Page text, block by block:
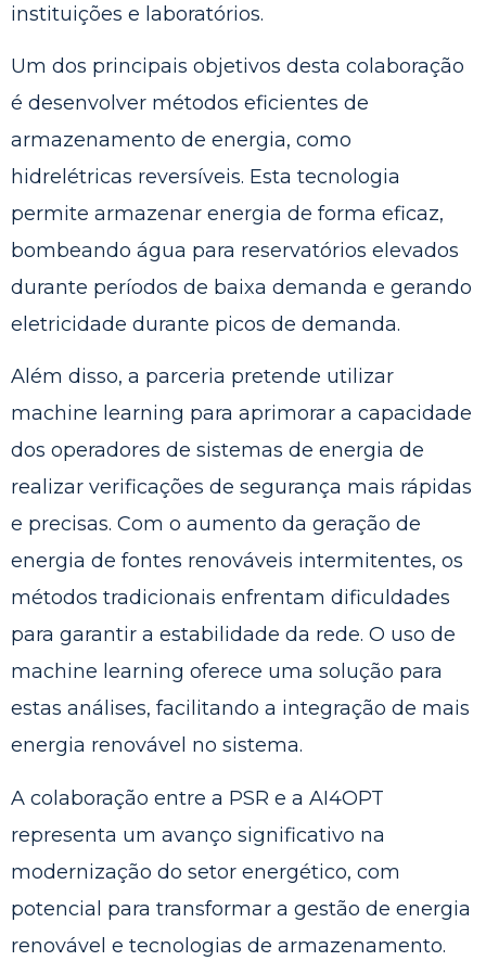
instituições e laboratórios.
Um dos principais objetivos desta colaboração
é desenvolver métodos eficientes de
armazenamento de energia, como
hidrelétricas reversíveis. Esta tecnologia
permite armazenar energia de forma eficaz,
bombeando água para reservatórios elevados
durante períodos de baixa demanda e gerando
eletricidade durante picos de demanda.
Além disso, a parceria pretende utilizar
machine learning para aprimorar a capacidade
dos operadores de sistemas de energia de
realizar verificações de segurança mais rápidas
e precisas. Com o aumento da geração de
energia de fontes renováveis intermitentes, os
métodos tradicionais enfrentam dificuldades
para garantir a estabilidade da rede. O uso de
machine learning oferece uma solução para
estas análises, facilitando a integração de mais
energia renovável no sistema.
A colaboração entre a PSR e a AI4OPT
representa um avanço significativo na
modernização do setor energético, com
potencial para transformar a gestão de energia
renovável e tecnologias de armazenamento.